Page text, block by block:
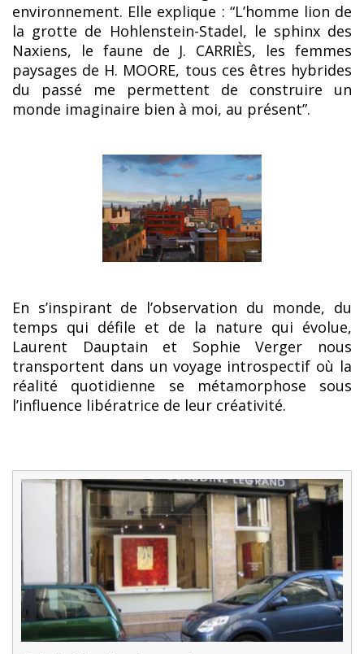
environnement. Elle explique : “L’homme lion de
la grotte de Hohlenstein-Stadel, le sphinx des
Naxiens, le faune de J. CARRIÈS, les femmes
paysages de H. MOORE, tous ces êtres hybrides
du passé me permettent de construire un
monde imaginaire bien à moi, au présent”.
En s’inspirant de l’observation du monde, du
temps qui défile et de la nature qui évolue,
Laurent Dauptain et Sophie Verger nous
transportent dans un voyage introspectif où la
réalité quotidienne se métamorphose sous
l’influence libératrice de leur créativité.